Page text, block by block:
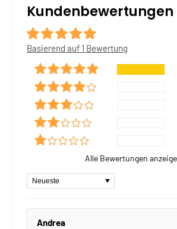
Kundenbewertungen
Basierend auf 1 Bewertung
Alle Bewertungen
Sort by
Andrea